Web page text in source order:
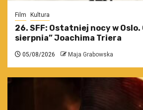
Film Kultura
26. SFF: Ostatniej nocy w Oslo.
sierpnia” Joachima Triera
05/08/2026 Maja Grabowska